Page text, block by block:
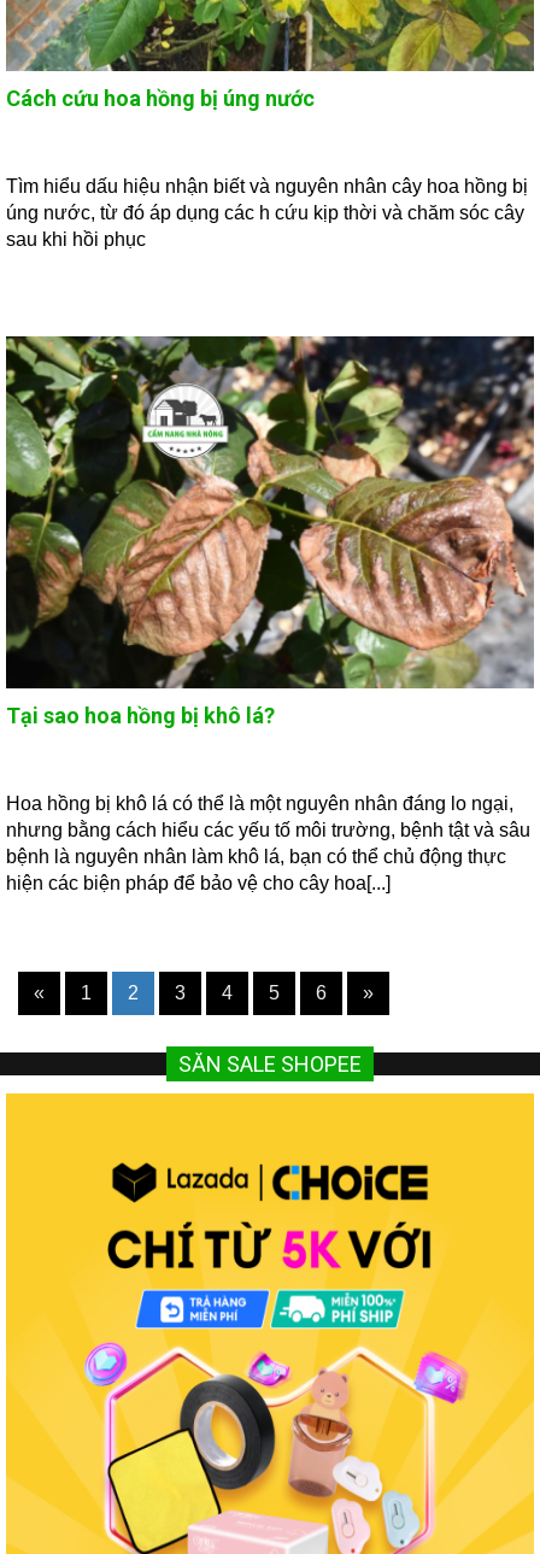
Cách cứu hoa hồng bị úng nước
Tìm hiểu dấu hiệu nhận biết và nguyên nhân cây hoa hồng bị
úng nước, từ đó áp dụng các h cứu kịp thời và chăm sóc cây
sau khi hồi phục
Tại sao hoa hồng bị khô lá?
Hoa hồng bị khô lá có thể là một nguyên nhân đáng lo ngại,
nhưng bằng cách hiểu các yếu tố môi trường, bệnh tật và sâu
bệnh là nguyên nhân làm khô lá, bạn có thể chủ động thực
hiện các biện pháp để bảo vệ cho cây hoa[...]
« 1 2 3 4 5 6 »
SĂN SALE SHOPEE